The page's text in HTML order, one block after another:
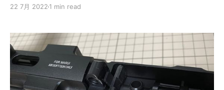
も被ろうとはしません。 でも稀に良いかもなーと思って
深く被ることは出来ない。 今回もやはりダメだったか…
そんなことを繰り返している人は、是非UNNAMED
HEADWEARの帽子を試してもらいたいです。 （広告じ
ゃないよ？） UNNAMED HEADWEARとは UNNAMED
HEADWEARは頭が大きな人に向けた帽子のブランドで
22 7月 2022 1 min read